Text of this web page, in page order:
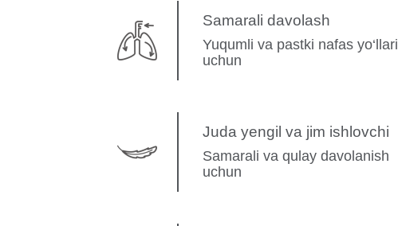
Samarali davolash
Yuqumli va pastki nafas yo‘llari
uchun
Juda yengil va jim ishlovchi
Samarali va qulay davolanish
uchun